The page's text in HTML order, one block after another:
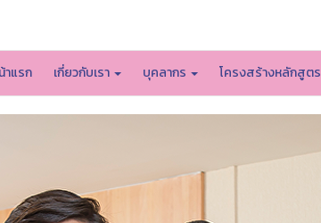
าแรก เกี่ยวกับเรา บุคลากร โครงสร้างหลักสูตร